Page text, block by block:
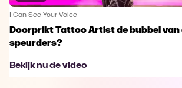
I Can See Your Voice
Doorprikt Tattoo Artist de bubbel van
speurders?
Bekijk nu de video